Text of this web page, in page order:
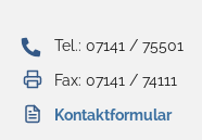
Tel.: 07141 / 75501
Fax: 07141 / 74111
Kontaktformular